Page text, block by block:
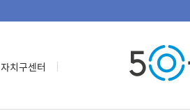
자치구센터